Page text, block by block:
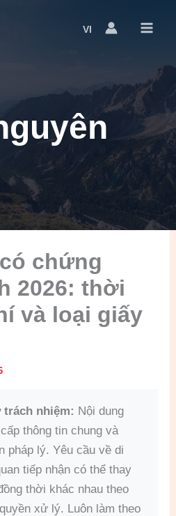
VILanguage
chứng
2026: thời
và loại giấy
trách nhiệm: Nội dung
thông tin chung và
pháp lý. Yêu cầu về di
tiếp nhận có thể thay
thời khác nhau theo
xử lý. Luôn làm theo